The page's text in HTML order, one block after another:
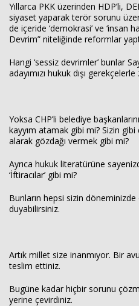
Yıllarca PKK üzerinden HDP’li,
siyaset yaparak terör sorunu
de içeride ‘demokrasi’ ve ‘insan
Devrim” niteliğinde reformlar
Hangi ‘sessiz devrimler’ bunlar
adayımızı hukuk dışı
Yoksa CHP’li belediye
kayyım atamak gibi mi? Sizin
alarak gözdağı vermek gibi mi?
Ayrıca hukuk literatürüne
‘İftiracılar’ gibi mi?
Bunların hepsi sizin
duyabilirsiniz.
Artık millet size inanmıyor. Bir
teslim ettiniz.
Bugüne kadar hiçbir sorunu
yerine çevirdiniz.